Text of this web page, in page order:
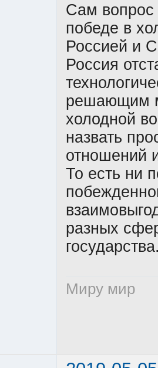
Сам вопрос
победе в
Россией и
Россия
решающим
холодной
назвать
отношений
То есть ни
разных
Миру мир